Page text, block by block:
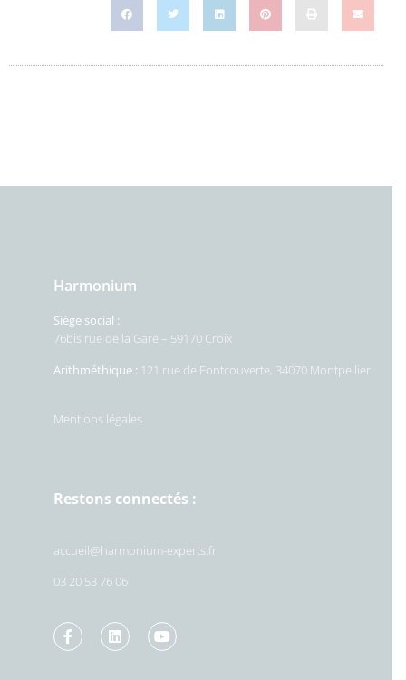
Harmonium
Siège social :
76bis rue de la Gare – 59170 Croix
Arithméthique : 121 rue de Fontcouverte, 34070 Montpellier
Mentions légales
Restons connectés :
accueil@harmonium-experts.fr
03 20 53 76 06